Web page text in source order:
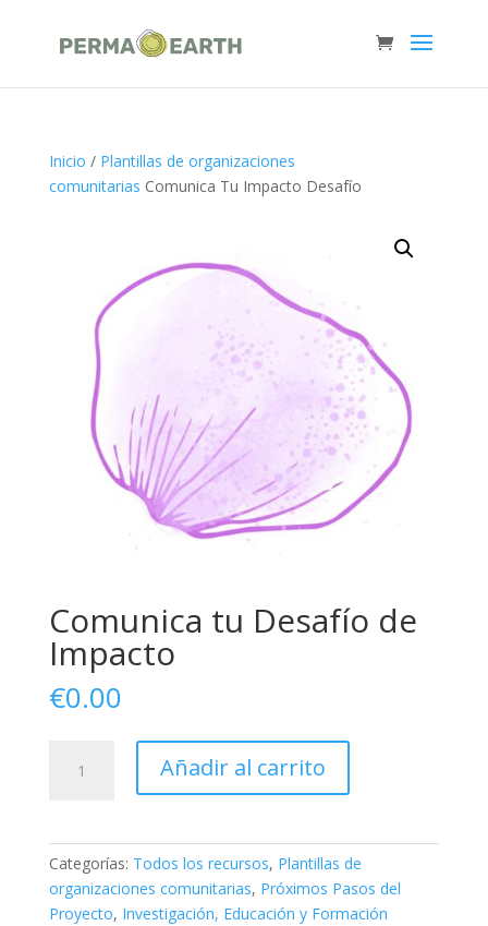
Inicio / Plantillas de organizaciones
comunitarias Comunica Tu Impacto Desafío
Comunica tu Desafío de
Impacto
€0.00
cantidad
Añadir al carrito
Categorías: Todos los recursos, Plantillas de
organizaciones comunitarias, Próximos Pasos del
Proyecto, Investigación, Educación y Formación